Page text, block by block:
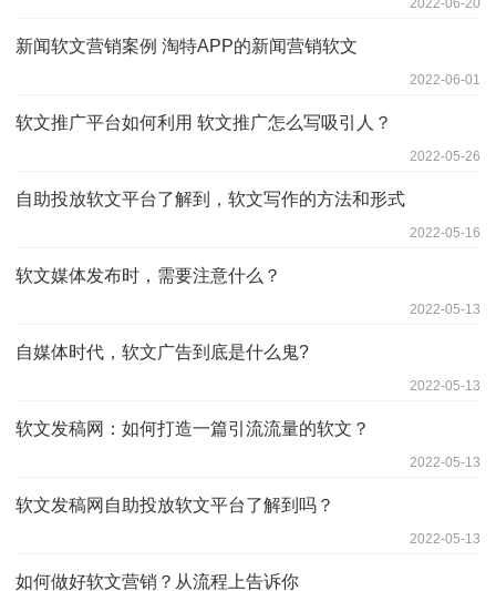
2022-06-20
新闻软文营销案例 淘特APP的新闻营销软文
2022-06-01
软文推广平台如何利用 软文推广怎么写吸引人？
2022-05-26
自助投放软文平台了解到，软文写作的方法和形式
2022-05-16
软文媒体发布时，需要注意什么？
2022-05-13
自媒体时代，软文广告到底是什么鬼?
2022-05-13
软文发稿网：如何打造一篇引流流量的软文？
2022-05-13
软文发稿网自助投放软文平台了解到吗？
2022-05-13
如何做好软文营销？从流程上告诉你